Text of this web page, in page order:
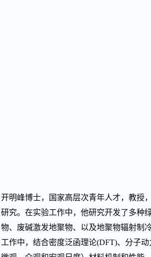
开明峰博士，国家高层次青年人才，教授
研究。在实验工作中，他研究开发了多种
物、废碱激发地聚物、以及地聚物辐射制
工作中，结合密度泛函理论(DFT)、分子